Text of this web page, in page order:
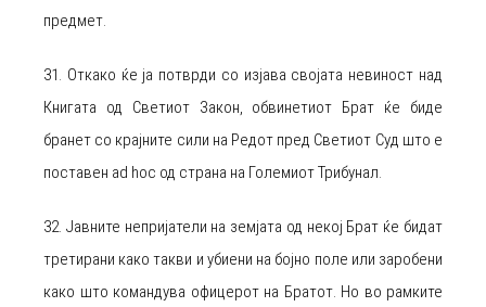
предмет.
31. Откако ќе ја потврди со изјава својата невиност над
Книгата од Светиот Закон, обвинетиот Брат ќе биде
бранет со крајните сили на Редот пред Светиот Суд што е
поставен ad hoc од страна на Големиот Трибунал.
32. Јавните непријатели на земјата од некој Брат ќе бидат
третирани како такви и убиени на бојно поле или заробени
како што командува офицерот на Братот. Но во рамките